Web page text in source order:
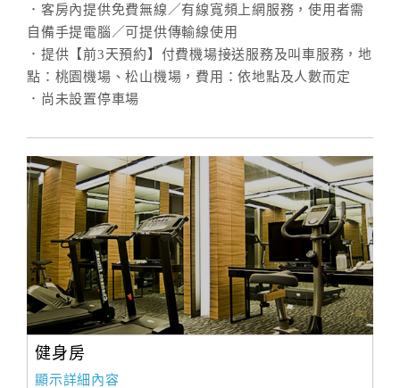
．客房內提供免費無線／有線寬頻上網服務，使用者需
自備手提電腦／可提供傳輸線使用
．提供【前3天預約】付費機場接送服務及叫車服務，地
點：桃園機場、松山機場，費用：依地點及人數而定
．尚未設置停車場
健身房
顯示詳細內容